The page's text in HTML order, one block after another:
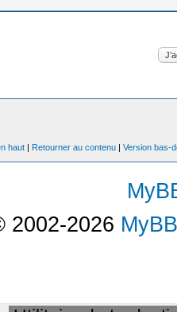
haut | Retourner au contenu |Version bas-
2002-2026